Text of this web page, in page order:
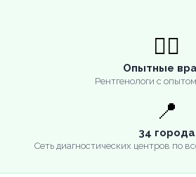
👨‍⚕️
Опытные
Рентгенологи с
📍
34 города
Сеть диагностических центров по